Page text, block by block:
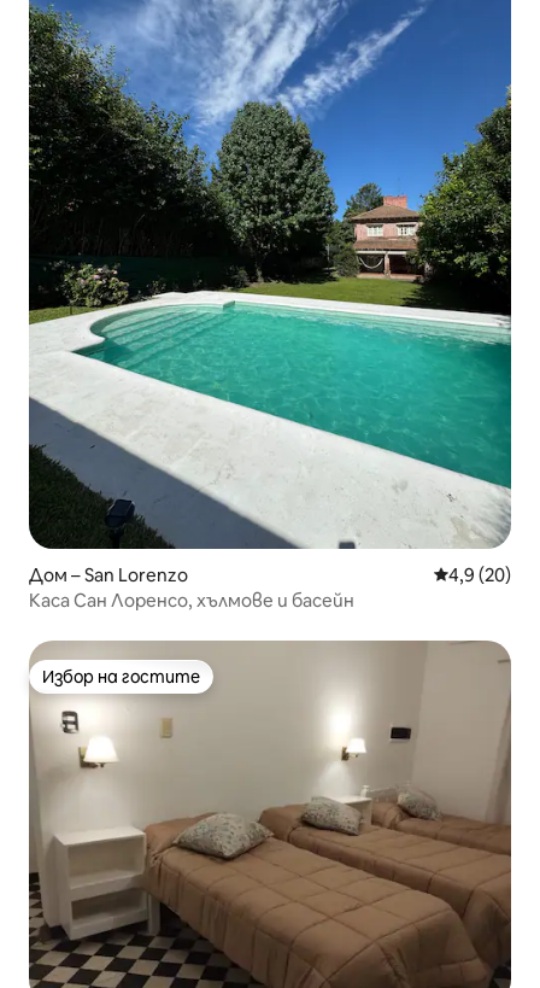
Дом – San Lorenzo Средна
4,9 (20)
Каса Сан Лоренсо, хълмове и басейн
Избор на гостите
Избор на гостите